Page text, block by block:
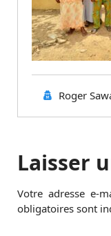
Roger
Laisser
Votre adresse e-
obligatoires sont